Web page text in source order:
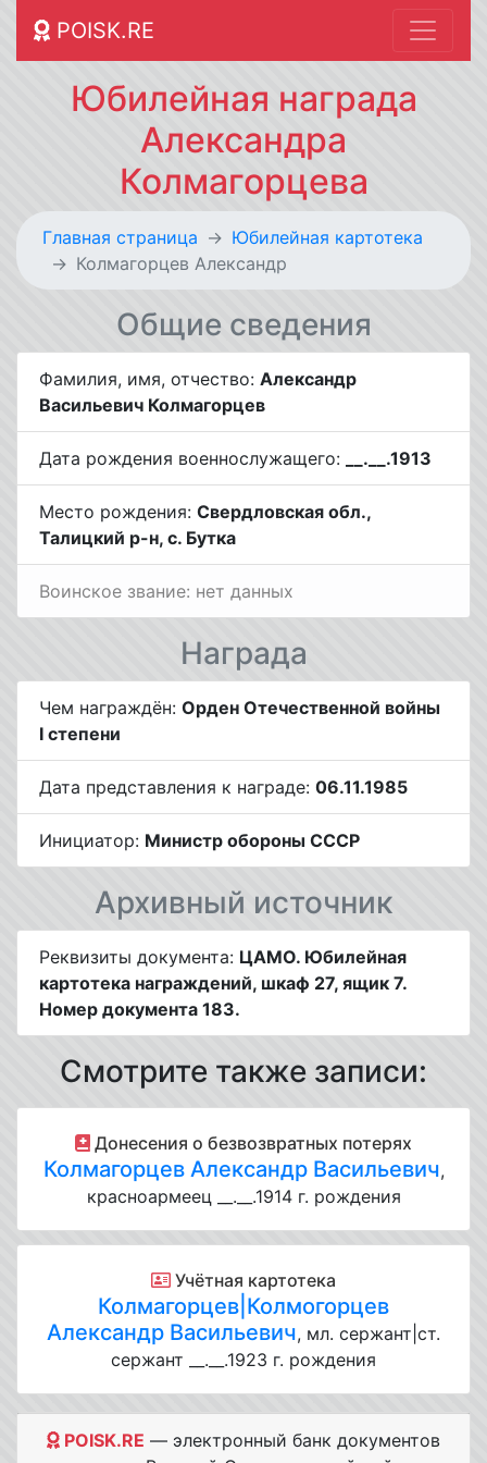
POISK.RE
Юбилейная награда
Александра
Колмагорцева
Главная страница
Юбилейная картотека
Колмагорцев Александр
Общие сведения
Фамилия, имя, отчество: Александр
Васильевич Колмагорцев
Дата рождения военнослужащего: __.__.1913
Место рождения: Свердловская обл.,
Талицкий р-н, с. Бутка
Воинское звание: нет данных
Награда
Чем награждён: Орден Отечественной войны
I степени
Дата представления к награде: 06.11.1985
Инициатор: Министр обороны СССР
Архивный источник
Реквизиты документа: ЦАМО. Юбилейная
картотека награждений, шкаф 27, ящик 7.
Номер документа 183.
Смотрите также записи:
Донесения о безвозвратных потерях
Колмагорцев Александр Васильевич,
красноармеец __.__.1914 г. рождения
Учётная картотека
Колмагорцев|Колмогорцев
Александр Васильевич, мл. сержант|ст.
сержант __.__.1923 г. рождения
POISK.RE — электронный банк документов